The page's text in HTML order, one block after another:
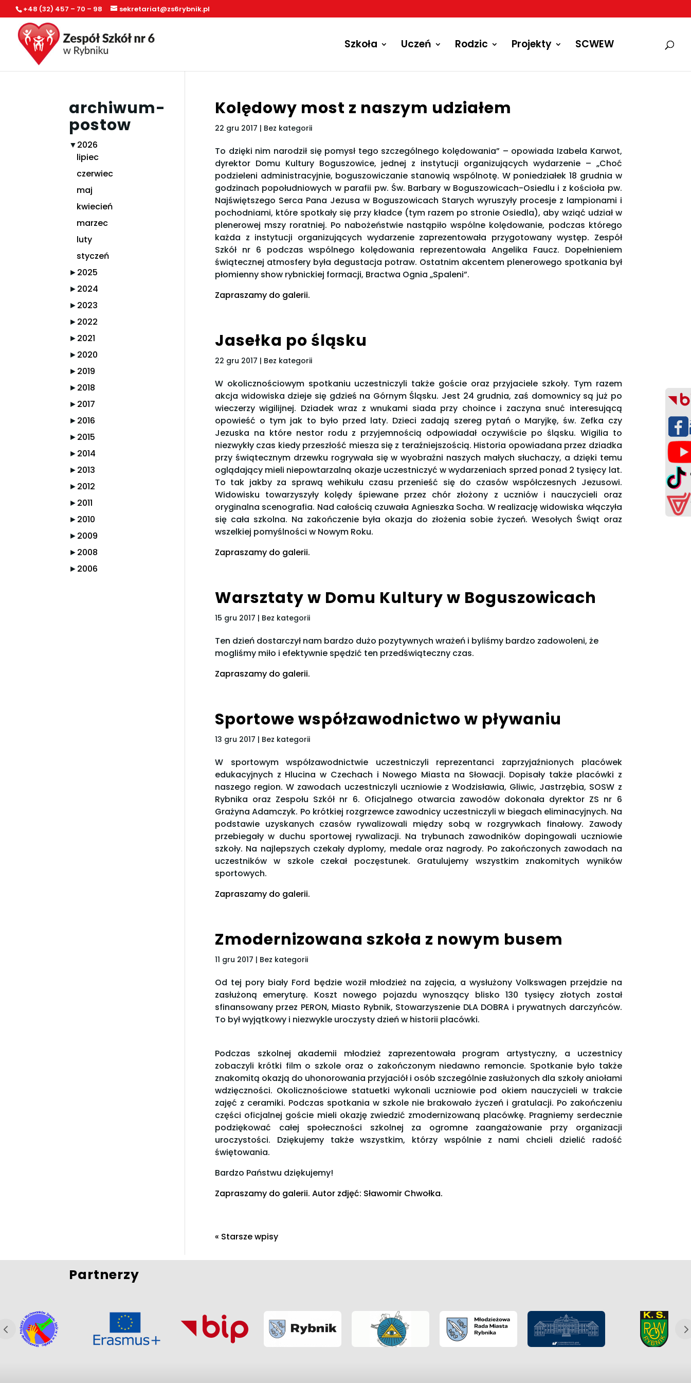
+48 (32) 457 – 70 – 98 sekretariat@zs6rybnik.pl
Szkoła Uczeń Rodzic Projekty SCWEW
Kolędowy most z naszym udziałem
22 gru 2017 | Bez kategorii
To dzięki nim narodził się pomysł tego szczególnego kolędowania” – opowiada Izabela Karwot,
dyrektor Domu Kultury Boguszowice, jednej z instytucji organizujących wydarzenie – „Choć
podzieleni administracyjnie, boguszowiczanie stanowią wspólnotę. W poniedziałek 18 grudnia w
godzinach popołudniowych w parafii pw. Św. Barbary w Boguszowicach-Osiedlu i z kościoła pw.
Najświętszego Serca Pana Jezusa w Boguszowicach Starych wyruszyły procesje z lampionami i
pochodniami, które spotkały się przy kładce (tym razem po stronie Osiedla), aby wziąć udział w
plenerowej mszy roratniej. Po nabożeństwie nastąpiło wspólne kolędowanie, podczas którego
każda z instytucji organizujących wydarzenie zaprezentowała przygotowany występ. Zespół
Szkół nr 6 podczas wspólnego kolędowania reprezentowała Angelika Faucz. Dopełnieniem
świątecznej atmosfery była degustacja potraw. Ostatnim akcentem plenerowego spotkania był
płomienny show rybnickiej formacji, Bractwa Ognia „Spaleni”.
Zapraszamy do galerii.
Jasełka po śląsku
22 gru 2017 | Bez kategorii
W okolicznościowym spotkaniu uczestniczyli także goście oraz przyjaciele szkoły. Tym razem
akcja widowiska dzieje się gdzieś na Górnym Śląsku. Jest 24 grudnia, zaś domownicy są już po
wieczerzy wigilijnej. Dziadek wraz z wnukami siada przy choince i zaczyna snuć interesującą
opowieść o tym jak to było przed laty. Dzieci zadają szereg pytań o Maryjkę, św. Zefka czy
Jezuska na które nestor rodu z przyjemnością odpowiadał oczywiście po śląsku. Wigilia to
niezwykły czas kiedy przeszłość miesza się z teraźniejszością. Historia opowiadana przez dziadka
przy świątecznym drzewku rogrywała się w wyobraźni naszych małych słuchaczy, a dzięki temu
oglądający mieli niepowtarzalną okazje uczestniczyć w wydarzeniach sprzed ponad 2 tysięcy lat.
To tak jakby za sprawą wehikułu czasu przenieść się do czasów współczesnych Jezusowi.
Widowisku towarzyszyły kolędy śpiewane przez chór złożony z uczniów i nauczycieli oraz
oryginalna scenografia. Nad całością czuwała Agnieszka Socha. W realizację widowiska włączyła
się cała szkolna. Na zakończenie była okazja do złożenia sobie życzeń. Wesołych Świąt oraz
wszelkiej pomyślności w Nowym Roku.
Zapraszamy do galerii.
Warsztaty w Domu Kultury w Boguszowicach
15 gru 2017 | Bez kategorii
Ten dzień dostarczył nam bardzo dużo pozytywnych wrażeń i byliśmy bardzo zadowoleni, że
mogliśmy miło i efektywnie spędzić ten przedświąteczny czas.
Zapraszamy do galerii.
Sportowe współzawodnictwo w pływaniu
13 gru 2017 | Bez kategorii
W sportowym współzawodnictwie uczestniczyli reprezentanci zaprzyjaźnionych placówek
edukacyjnych z Hlucina w Czechach i Nowego Miasta na Słowacji. Dopisały także placówki z
naszego region. W zawodach uczestniczyli uczniowie z Wodzisławia, Gliwic, Jastrzębia, SOSW z
Rybnika oraz Zespołu Szkół nr 6. Oficjalnego otwarcia zawodów dokonała dyrektor ZS nr 6
Grażyna Adamczyk. Po krótkiej rozgrzewce zawodnicy uczestniczyli w biegach eliminacyjnych. Na
podstawie uzyskanych czasów rywalizowali między sobą w rozgrywkach finałowy. Zawody
przebiegały w duchu sportowej rywalizacji. Na trybunach zawodników dopingowali uczniowie
szkoły. Na najlepszych czekały dyplomy, medale oraz nagrody. Po zakończonych zawodach na
uczestników w szkole czekał poczęstunek. Gratulujemy wszystkim znakomitych wyników
sportowych.
Zapraszamy do galerii.
Zmodernizowana szkoła z nowym busem
11 gru 2017 | Bez kategorii
Od tej pory biały Ford będzie woził młodzież na zajęcia, a wysłużony Volkswagen przejdzie na
zasłużoną emeryturę. Koszt nowego pojazdu wynoszący blisko 130 tysięcy złotych został
sfinansowany przez PERON, Miasto Rybnik, Stowarzyszenie DLA DOBRA i prywatnych darczyńców.
To był wyjątkowy i niezwykle uroczysty dzień w historii placówki.
Podczas szkolnej akademii młodzież zaprezentowała program artystyczny, a uczestnicy
zobaczyli krótki film o szkole oraz o zakończonym niedawno remoncie. Spotkanie było także
znakomitą okazją do uhonorowania przyjaciół i osób szczególnie zasłużonych dla szkoły aniołami
wdzięczności. Okolicznościowe statuetki wykonali uczniowie pod okiem nauczycieli w trakcie
zajęć z ceramiki. Podczas spotkania w szkole nie brakowało życzeń i gratulacji. Po zakończeniu
części oficjalnej goście mieli okazję zwiedzić zmodernizowaną placówkę. Pragniemy serdecznie
podziękować całej społeczności szkolnej za ogromne zaangażowanie przy organizacji
uroczystości. Dziękujemy także wszystkim, którzy wspólnie z nami chcieli dzielić radość
świętowania.
Bardzo Państwu dziękujemy!
Zapraszamy do galerii. Autor zdjęć: Sławomir Chwołka.
« Starsze wpisy
archiwum-
postow
▼2026
lipiec
czerwiec
maj
kwiecień
marzec
luty
styczeń
►2025
►2024
►2023
►2022
►2021
►2020
►2019
►2018
►2017
►2016
►2015
►2014
►2013
►2012
►2011
►2010
►2009
►2008
►2006
Partnerzy